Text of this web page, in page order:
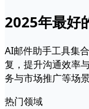
2025年最好
AI邮件助手工具集
复，提升沟通效率
务与市场推广等场景
热门领域